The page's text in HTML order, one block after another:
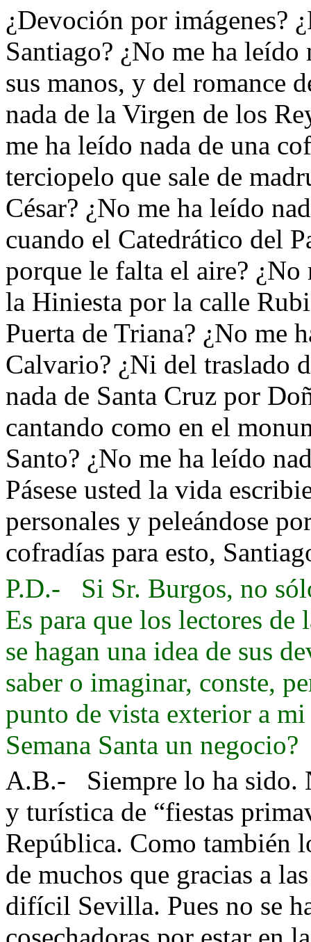
¿Devoción por imágenes?
Santiago? ¿No me ha
sus manos, y del romance
nada de la Virgen de los
me ha leído nada de una
terciopelo que sale de
César? ¿No me ha leído
cuando el Catedrático del
porque le falta el aire?
la Hiniesta por la calle
Puerta de Triana? ¿No me
Calvario? ¿Ni del traslado
nada de Santa Cruz por
cantando como en el
Santo? ¿No me ha leído
Pásese usted la vida
personales y peleándose
cofradías para esto,
P.D.- Si Sr. Burgos, no
Es para que los lectores de
se hagan una idea de sus
saber o imaginar, conste,
punto de vista exterior a
Semana Santa un negocio?
A.B.- Siempre lo ha
y turística de “fiestas
República. Como también
de muchos que gracias a
difícil Sevilla. Pues no se